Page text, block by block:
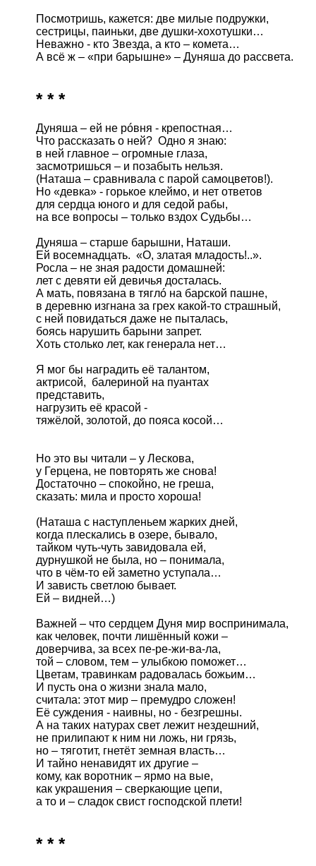
Посмотришь, кажется: две милые подружки,
сестрицы, паиньки, две душки-хохотушки…
Неважно - кто Звезда, а кто – комета…
* * *
Дуняша – ей не рóвня - крепостная…
Что рассказать о ней?  Одно я знаю:
в ней главное – огромные глаза,
засмотришься – и позабыть нельзя.
(Наташа – сравнивала с парой самоцветов!).
Но «девка» - горькое клеймо, и нет ответов
для сердца юного и для седой рабы,
на все вопросы – только вздох Судьбы…
Дуняша – старше барышни, Наташи.
Ей восемнадцать.  «О, златая младость!..».
Росла – не зная радости домашней:
лет с девяти ей девичья досталась.
А мать, повязана в тяглó на барской пашне,
в деревню изгнана за грех какой-то страшный,
с ней повидаться даже не пыталась,
боясь нарушить барыни запрет.
Хоть столько лет, как генерала нет…
Я мог бы наградить её талантом,
актрисой,  балериной на пуантах
представить,
нагрузить её красой -
тяжёлой, золотой, до пояса косой…
Но это вы читали – у Лескова,
у Герцена, не повторять же снова!
Достаточно – спокойно, не греша,
сказать: мила и просто хороша!
(Наташа с наступленьем жарких дней,
когда плескались в озере, бывало,
тайком чуть-чуть завидовала ей,
дурнушкой не была, но – понимала,
что в чём-то ей заметно уступала…
И зависть светлою бывает.
Ей – видней…)
Важней – что сердцем Дуня мир воспринимала,
как человек, почти лишённый кожи –
доверчива, за всех пе-ре-жи-ва-ла,
той – словом, тем – улыбкою поможет…
Цветам, травинкам радовалась божьим…
И пусть она о жизни знала мало,
считала: этот мир – премудро сложен!
Её суждения - наивны, но - безгрешны.
А на таких натурах свет лежит нездешний,
не прилипают к ним ни ложь, ни грязь,
но – тяготит, гнетёт земная власть…
И тайно ненавидят их другие –
кому, как воротник – ярмо на вые,
как украшения – сверкающие цепи,
* * *